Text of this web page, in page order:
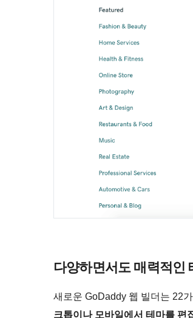
다양하면서도 매력적인
새로운 GoDaddy 웹 빌더는 22
크톱이나 모바일에서 테마를 편